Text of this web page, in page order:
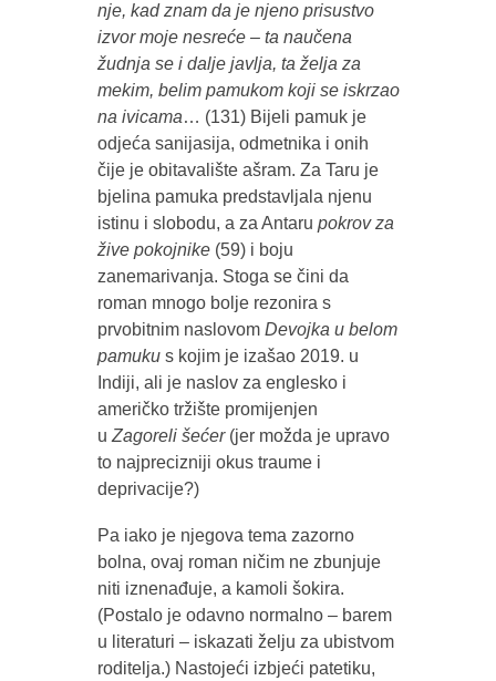
nje, kad znam da je njeno prisustvo
izvor moje nesreće – ta naučena
žudnja se i dalje javlja, ta želja za
mekim, belim pamukom koji se iskrzao
na ivicama… (131) Bijeli pamuk je
odjeća sanijasija, odmetnika i onih
čije je obitavalište ašram. Za Taru je
bjelina pamuka predstavljala njenu
istinu i slobodu, a za Antaru pokrov za
žive pokojnike(59) i boju
zanemarivanja. Stoga se čini da
roman mnogo bolje rezonira s
prvobitnim naslovom Devojka u belom
pamukus kojim je izašao 2019. u
Indiji, ali je naslov za englesko i
američko tržište promijenjen
uZagoreli šećer(jer možda je upravo
to najprecizniji okus traume i
deprivacije?)
Pa iako je njegova tema zazorno
bolna, ovaj roman ničim ne zbunjuje
niti iznenađuje, a kamoli šokira.
(Postalo je odavno normalno – barem
u literaturi – iskazati želju za ubistvom
roditelja.) Nastojeći izbjeći patetiku,